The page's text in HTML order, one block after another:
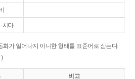
치다
화가 일어나지 아니한 형태를 표준어로 삼는다.
비고